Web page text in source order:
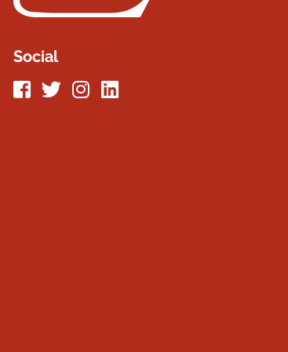
Social
Seguici su Facebook
Seguici su Twitter
Seguici su Instagram
Seguici su LinkeIn